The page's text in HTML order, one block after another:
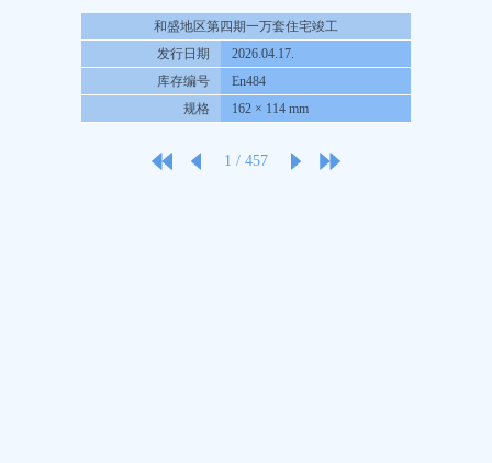
和盛地区第四期一万套住宅竣工
发行日期
2026.04.17.
库存编号
En484
规格
162 × 114 mm
1 / 457